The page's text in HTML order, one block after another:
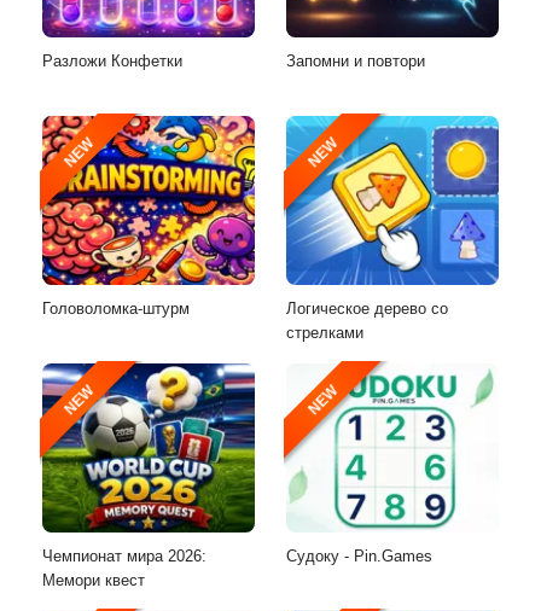
Разложи Конфетки Запомни и повтори
NEW
Головоломка-штурм
NEW
Логическое дерево со
стрелками
NEW
Чемпионат мира 2026:
Мемори квест
NEW
Судоку - Pin.Games